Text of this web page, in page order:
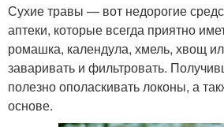
Сухие травы — вот недорогие
аптеки, которые всегда приятно
ромашка, календула, хмель, хвощ
заваривать и фильтровать.
полезно ополаскивать локоны, а
основе.